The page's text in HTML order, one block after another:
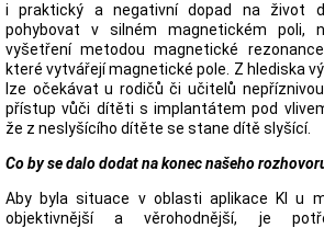
i praktický a negativní dopad na život
pohybovat v silném magnetickém poli,
vyšetření metodou magnetické
které vytvářejí magnetické pole. Z hlediska
lze očekávat u rodičů či učitelů
přístup vůči dítěti s implantátem pod
že z neslyšícího dítěte se stane dítě slyšící.
Co by se dalo dodat na konec našeho
Aby byla situace v oblasti aplikace KI u
objektivnější a věrohodnější, je